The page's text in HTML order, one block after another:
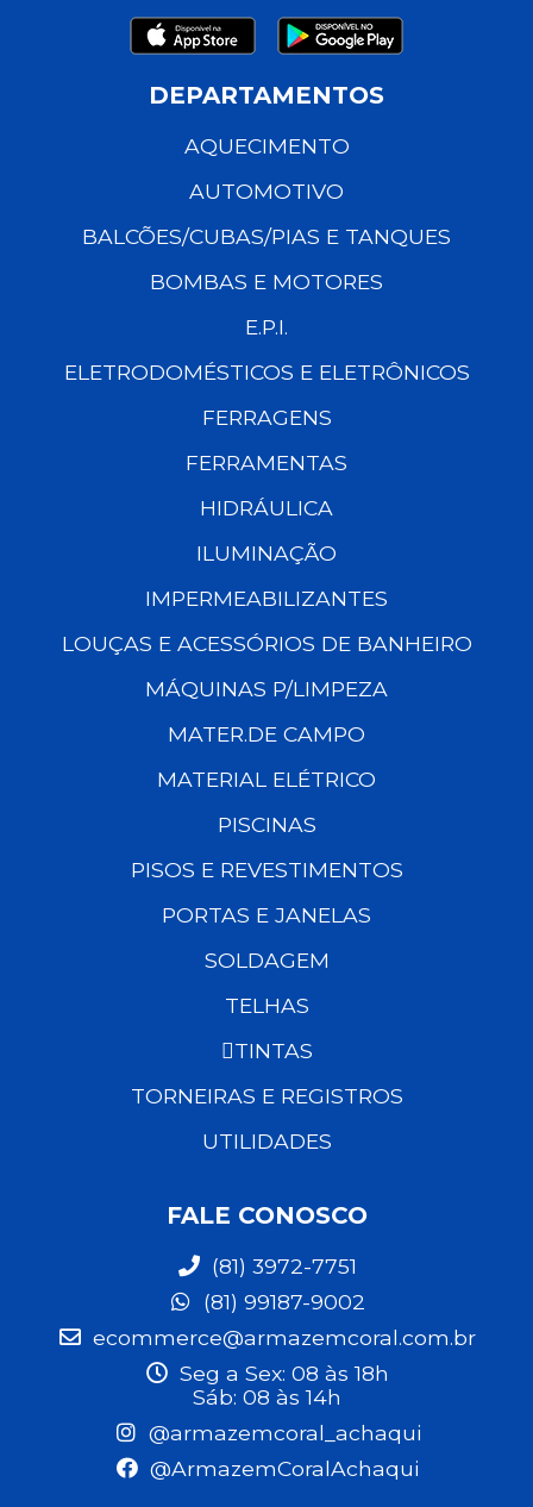
DEPARTAMENTOS
AQUECIMENTO
AUTOMOTIVO
BALCÕES/CUBAS/PIAS E TANQUES
BOMBAS E MOTORES
E.P.I.
ELETRODOMÉSTICOS E ELETRÔNICOS
FERRAGENS
FERRAMENTAS
HIDRÁULICA
ILUMINAÇÃO
IMPERMEABILIZANTES
LOUÇAS E ACESSÓRIOS DE BANHEIRO
MÁQUINAS P/LIMPEZA
MATER.DE CAMPO
MATERIAL ELÉTRICO
PISCINAS
PISOS E REVESTIMENTOS
PORTAS E JANELAS
SOLDAGEM
TELHAS
TINTAS
TORNEIRAS E REGISTROS
UTILIDADES
FALE CONOSCO
(81) 3972-7751
(81) 99187-9002
ecommerce@armazemcoral.com.br
Seg a Sex: 08 às 18h
Sáb: 08 às 14h
@armazemcoral_achaqui
@ArmazemCoralAchaqui